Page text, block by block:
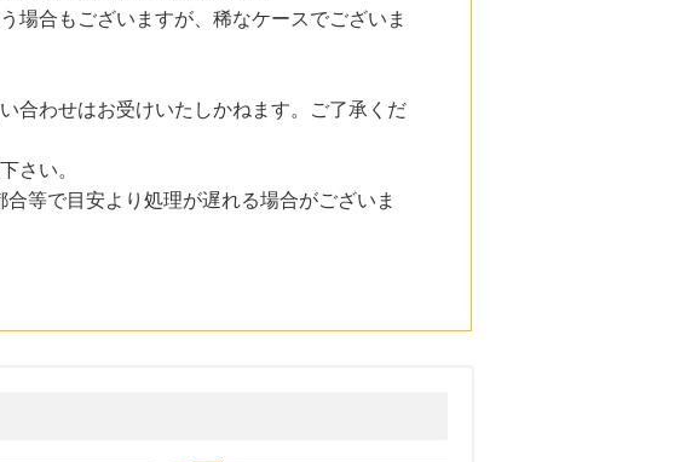
場合もございますが、稀なケースでございま
合わせはお受けいたしかねます。ご了承くだ
さい。
等で目安より処理が遅れる場合がございま